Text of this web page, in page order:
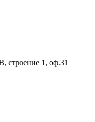
строение 1, оф.31